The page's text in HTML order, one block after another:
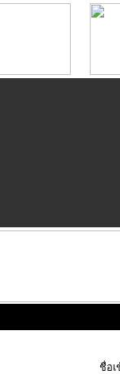
ชื่อเ